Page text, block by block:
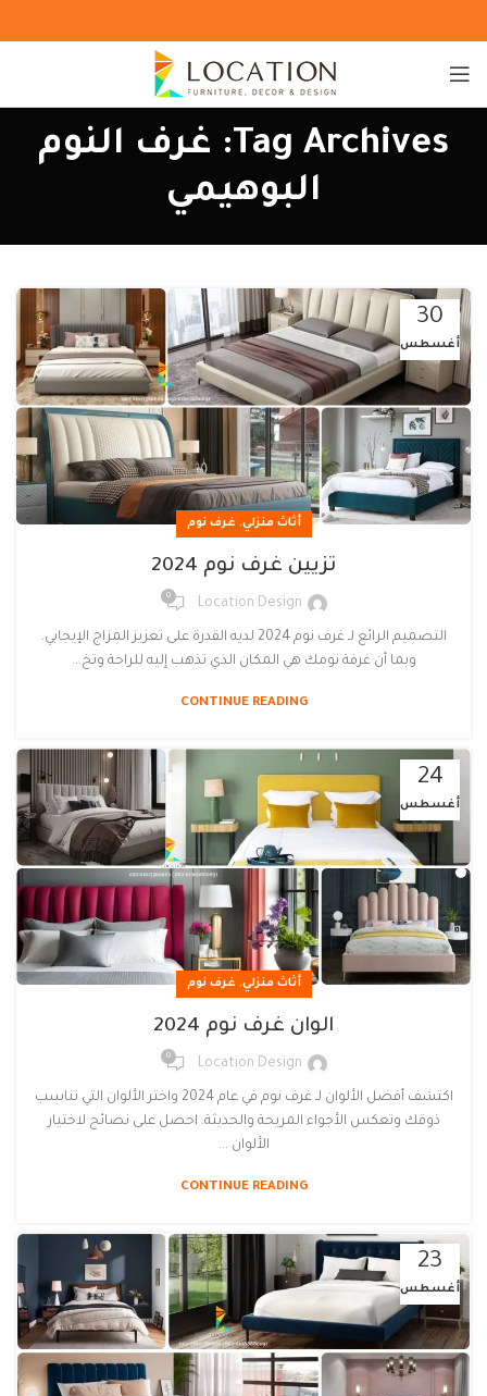
Tag Archives: غرف النوم
البوهيمي
30
أغسطس
أثاث منزلي, غرف نوم
تزيين غرف نوم 2024
Location Design
0
التصميم الرائع لـ غرف نوم 2024 لديه القدرة على تعزيز المزاج الإيجابي.
وبما أن غرفة نومك هي المكان الذي تذهب إليه للراحة وتخ...
CONTINUE READING
24
أغسطس
أثاث منزلي, غرف نوم
الوان غرف نوم 2024
Location Design
0
اكتشف أفضل الألوان لـ غرف نوم في عام 2024 واختر الألوان التي تناسب
ذوقك وتعكس الأجواء المريحة والحديثة. احصل على نصائح لاختيار
الألوان ...
CONTINUE READING
23
أغسطس